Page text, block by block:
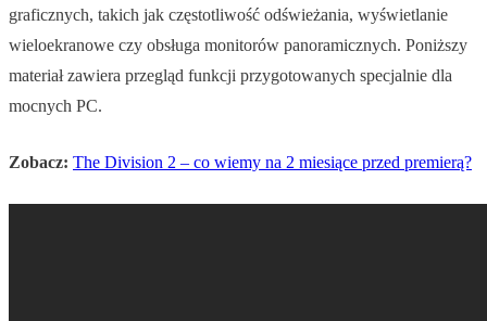
graficznych, takich jak częstotliwość odświeżania, wyświetlanie
wieloekranowe czy obsługa monitorów panoramicznych. Poniższy
materiał zawiera przegląd funkcji przygotowanych specjalnie dla
mocnych PC.
Zobacz: The Division 2 – co wiemy na 2 miesiące przed premierą?